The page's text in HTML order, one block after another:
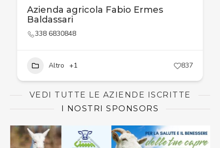
Azienda agricola Fabio Ermes
Baldassari
338 6830848
Altro +1 837
VEDI TUTTE LE AZIENDE ISCRITTE
I NOSTRI SPONSORS